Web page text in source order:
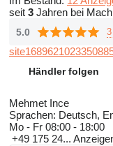
seit 3 Jahren bei
5.0
Händler folgen
Mehmet Ince
Sprachen: Deutsch,
Mo - Fr 08:00 - 18:00
+49 175 24...